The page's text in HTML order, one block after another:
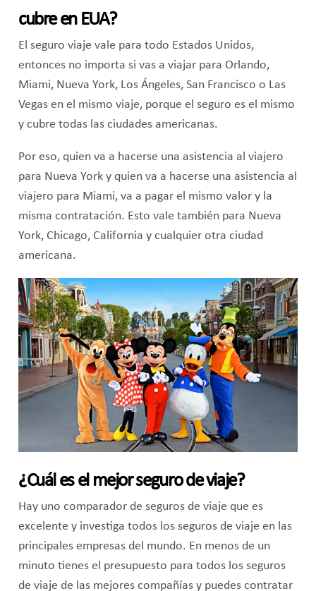
cubre en EUA?
El seguro viaje vale para todo Estados Unidos,
entonces no importa si vas a viajar para Orlando,
Miami, Nueva York, Los Ángeles, San Francisco o Las
Vegas en el mismo viaje, porque el seguro es el mismo
y cubre todas las ciudades americanas.
Por eso, quien va a hacerse una asistencia al viajero
para Nueva York y quien va a hacerse una asistencia al
viajero para Miami, va a pagar el mismo valor y la
misma contratación. Esto vale también para Nueva
York, Chicago, California y cualquier otra ciudad
americana.
¿Cuál es el mejor seguro de viaje?
Hay uno comparador de seguros de viaje que es
excelente y investiga todos los seguros de viaje en las
principales empresas del mundo. En menos de un
minuto tienes el presupuesto para todos los seguros
de viaje de las mejores compañías y puedes contratar